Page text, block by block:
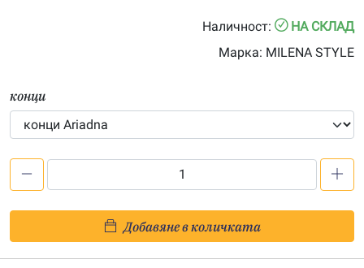
Наличност:
НА СКЛАД
Марка: MILENA STYLE
конци
Телец
16
Добавяне в количката